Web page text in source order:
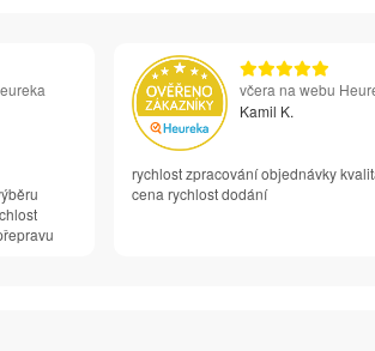
včera na webu
Kamil K.
rychlost zpracování objednávky
cena rychlost dodání